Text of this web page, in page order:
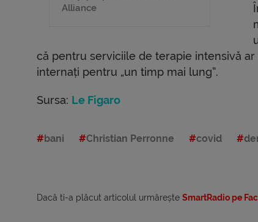
Alliance
că pentru serviciile de terapie intensivă
internați pentru „un timp mai lung”.
Sursa: Le Figaro
bani Christian Perronne covid
Dacă ti-a plăcut articolul urmărește SmartRadio pe